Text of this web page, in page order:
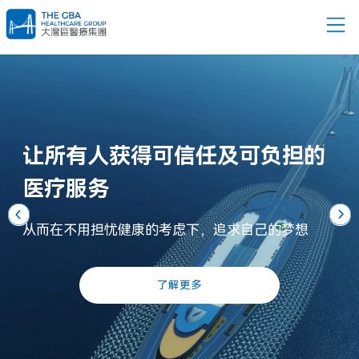
让所有人获得可信任及可负担的
医疗服务
从而在不用担忧健康的考虑下，追求自己的梦想
了解更多